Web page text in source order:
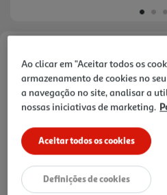
195949332937
9,99 €
1h
Recolha em loja Express*
3hRecolha Drive
Ao clicar em "Aceitar todos os
armazenamento de cookies no
a navegação no site, analisar a
nossas iniciativas de marketing.
Aceitar todos os cookies
Definições de cookies